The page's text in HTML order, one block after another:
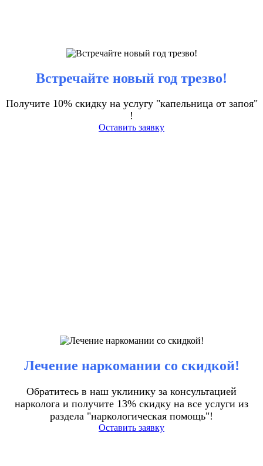
Встречайте новый год трезво!
Получите 10% скидку на услугу "капельница от запоя"
!
Оставить заявку
Лечение наркомании со скидкой!
Обратитесь в наш уклинику за консультацией
нарколога и получите 13% скидку на все услуги из
раздела "наркологическая помощь"!
Оставить заявку